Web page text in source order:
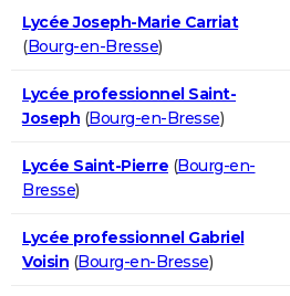
Lycée Joseph-Marie Carriat
(Bourg-en-Bresse)
Lycée professionnel Saint-
Joseph (Bourg-en-Bresse)
Lycée Saint-Pierre (Bourg-en-
Bresse)
Lycée professionnel Gabriel
Voisin (Bourg-en-Bresse)